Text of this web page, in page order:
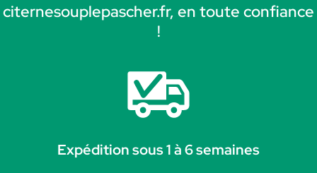
citernesouplepascher.fr, en toute confiance
!
Expédition sous 1 à 6 semaines